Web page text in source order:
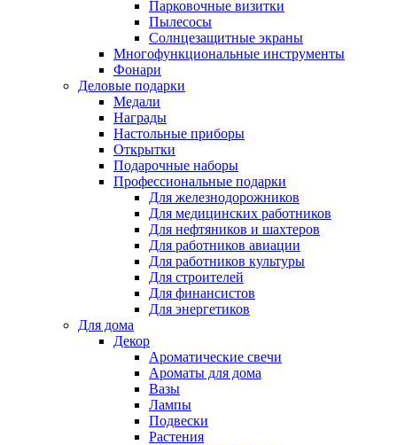
Парковочные визитки
Пылесосы
Солнцезащитные экраны
Многофункциональные инструменты
Фонари
Деловые подарки
Медали
Награды
Настольные приборы
Открытки
Подарочные наборы
Профессиональные подарки
Для железнодорожников
Для медицинских работников
Для нефтяников и шахтеров
Для работников авиации
Для работников культуры
Для строителей
Для финансистов
Для энергетиков
Для дома
Декор
Ароматические свечи
Ароматы для дома
Вазы
Лампы
Подвески
Растения